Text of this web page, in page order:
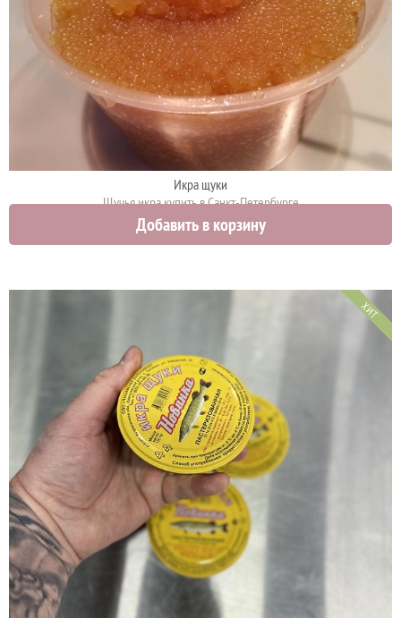
Икра щуки
Щучья икра купить в Санкт-Петербурге
4750 руб.
Добавить в корзину
ХИТ